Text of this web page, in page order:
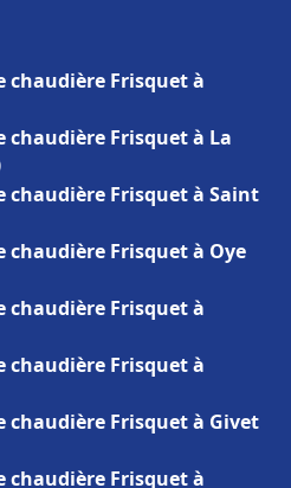
Frisquet à
Frisquet à La
Frisquet à Saint
Frisquet à Oye
Frisquet à
Frisquet à
Frisquet à Givet
Frisquet à